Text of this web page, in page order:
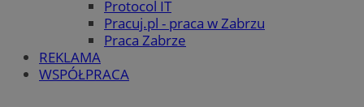
Protocol IT
Pracuj.pl - praca w Zabrzu
Praca Zabrze
REKLAMA
WSPÓŁPRACA